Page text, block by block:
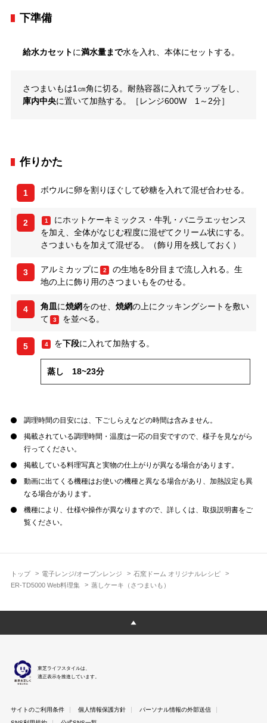
トップ 電子レンジ/オーブンレンジ
石窯ドーム オリジナルレシピ
ER-TD5000 Web料理集
蒸しケーキ（さつまいも）
下準備
給水カセットに満水量まで水を入れ、本体にセットする。
さつまいもは1㎝角に切る。耐熱容器に入れてラップをし、
庫内中央に置いて加熱する。［レンジ600W 1～2分］
作りかた
1 ボウルに卵を割りほぐして砂糖を入れて混ぜ合わせる。
2 1
にホットケーキミックス・牛乳・バニラエッセンス
を加え、全体がなじむ程度に混ぜてクリーム状にする。
さつまいもを加えて混ぜる。（飾り用を残しておく）
3 アルミカップに 2
の生地を8分目まで流し入れる。生
地の上に飾り用のさつまいもをのせる。
4 角皿に焼網をのせ、 焼網の上にクッキングシートを敷い
て
3 を並べる。
5 4 を下段に入れて加熱する。
蒸し 18~23分
調理時間の目安には、下ごしらえなどの時間は含みません。
掲載されている調理時間・温度は一応の目安ですので、様子を見ながら
行ってください。
掲載している料理写真と実物の仕上がりが異なる場合があります。
動画に出てくる機種はお使いの機種と異なる場合があり、加熱設定も異
なる場合があります。
機種により、仕様や操作が異なりますので、詳しくは、取扱説明書をご
覧ください。
東芝ライフスタイルは、
適正表示を推進しています。
サイトのご利用条件 個人情報保護方針
パーソナル情報の外部送信